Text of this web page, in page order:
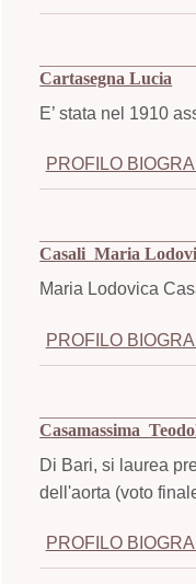
Cartasegna Lucia
E’ stata nel 1910
PROFILO
Casali Maria
Maria Lodovica
PROFILO
Casamassima
Di Bari, si laurea
dell'aorta (voto
PROFILO